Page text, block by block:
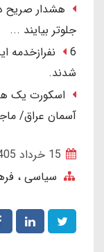
هشدار صریح
جلوتر بیایند ...
6 نفرازخدمه
شدند.
آسمان عراق/
سیاسی ،